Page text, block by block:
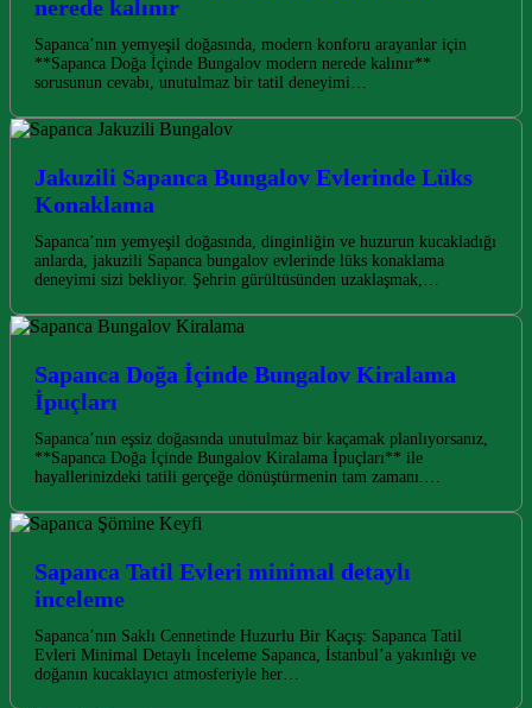
nerede kalınır
Sapanca’nın yemyeşil doğasında, modern konforu arayanlar için
**Sapanca Doğa İçinde Bungalov modern nerede kalınır**
sorusunun cevabı, unutulmaz bir tatil deneyimi…
Jakuzili Sapanca Bungalov Evlerinde Lüks
Konaklama
Sapanca’nın yemyeşil doğasında, dinginliğin ve huzurun kucakladığı
anlarda, jakuzili Sapanca bungalov evlerinde lüks konaklama
deneyimi sizi bekliyor. Şehrin gürültüsünden uzaklaşmak,…
Sapanca Doğa İçinde Bungalov Kiralama
İpuçları
Sapanca’nın eşsiz doğasında unutulmaz bir kaçamak planlıyorsanız,
**Sapanca Doğa İçinde Bungalov Kiralama İpuçları** ile
hayallerinizdeki tatili gerçeğe dönüştürmenin tam zamanı.…
Sapanca Tatil Evleri minimal detaylı
inceleme
Sapanca’nın Saklı Cennetinde Huzurlu Bir Kaçış: Sapanca Tatil
Evleri Minimal Detaylı İnceleme Sapanca, İstanbul’a yakınlığı ve
doğanın kucaklayıcı atmosferiyle her…